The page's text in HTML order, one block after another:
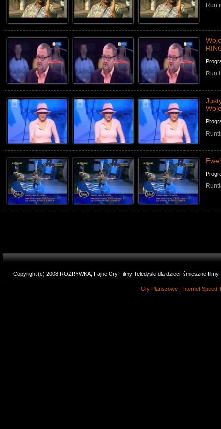
Copyright (c) 2008 ROZRYWKA, Fajne Gry Filmy Teledyski dla dzieci, śmieszne
Gry Planszowe | Internet Speed